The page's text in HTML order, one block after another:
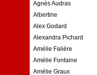
Agnès Audras
Albertine
Alex Godard
Alexandra Pichard
Amélie Falière
Amélie Fontaine
Amélie Graux